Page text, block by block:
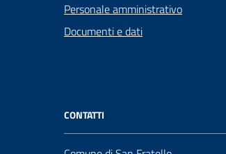
Personale amministrativo
Documenti e dati
CONTATTI